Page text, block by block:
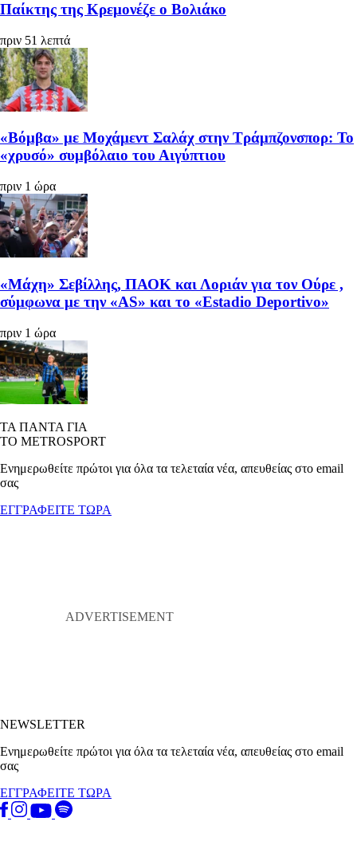
Παίκτης της Κρεμονέζε ο Βολιάκο
πριν 51 λεπτά
«Βόμβα» με Μοχάμεντ Σαλάχ στην Τράμπζονσπορ: Το
«χρυσό» συμβόλαιο του Αιγύπτιου
πριν 1 ώρα
«Μάχη» Σεβίλλης, ΠΑΟΚ και Λοριάν για τον Ούρε ,
σύμφωνα με την «AS» και το «Estadio Deportivo»
πριν 1 ώρα
ΤΑ ΠΑΝΤΑ ΓΙΑ
ΤΟ METROSPORT
Ενημερωθείτε πρώτοι για όλα τα τελεταία νέα, απευθείας στο email
σας
ΕΓΓΡΑΦΕΙΤΕ ΤΩΡΑ
NEWSLETTER
Ενημερωθείτε πρώτοι για όλα τα τελεταία νέα, απευθείας στο email
σας
ΕΓΓΡΑΦΕΙΤΕ ΤΩΡΑ